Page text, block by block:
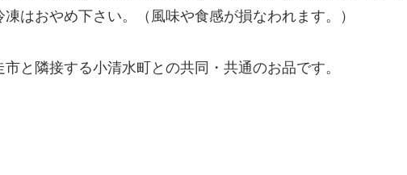
はおやめ下さい。（風味や食感が損なわれます。）
と隣接する小清水町との共同・共通のお品です。